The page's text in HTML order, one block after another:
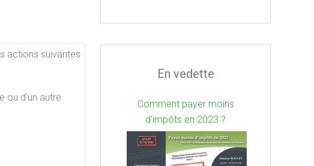
actions suivantes
ou d'un autre
En vedette
Comment payer moins
d'impôts en 2023 ?